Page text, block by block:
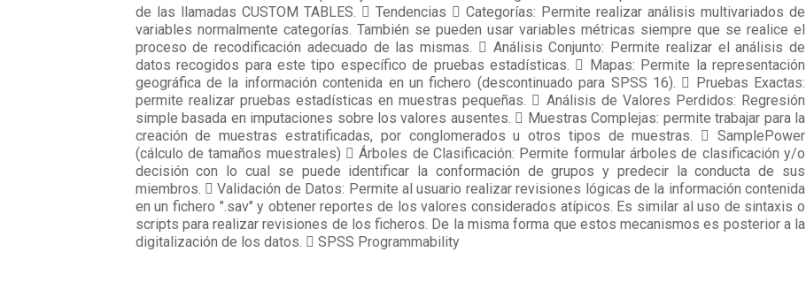
de las llamadas CUSTOM TABLES.  Tendencias  Categorías: Permite realizar análisis multivariados de
variables normalmente categorías. También se pueden usar variables métricas siempre que se realice el
proceso de recodificación adecuado de las mismas.  Análisis Conjunto: Permite realizar el análisis de
datos recogidos para este tipo específico de pruebas estadísticas.  Mapas: Permite la representación
geográfica de la información contenida en un fichero (descontinuado para SPSS 16).  Pruebas Exactas:
permite realizar pruebas estadísticas en muestras pequeñas.  Análisis de Valores Perdidos: Regresión
simple basada en imputaciones sobre los valores ausentes.  Muestras Complejas: permite trabajar para la
creación de muestras estratificadas, por conglomerados u otros tipos de muestras.  SamplePower
(cálculo de tamaños muestrales)  Árboles de Clasificación: Permite formular árboles de clasificación y/o
decisión con lo cual se puede identificar la conformación de grupos y predecir la conducta de sus
miembros.  Validación de Datos: Permite al usuario realizar revisiones lógicas de la información contenida
en un fichero ".sav" y obtener reportes de los valores considerados atípicos. Es similar al uso de sintaxis o
scripts para realizar revisiones de los ficheros. De la misma forma que estos mecanismos es posterior a la
digitalización de los datos.  SPSS Programmability